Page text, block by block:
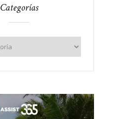
Categorías